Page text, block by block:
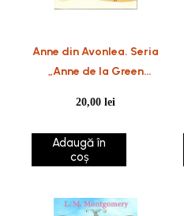
Anne din Avonlea. Seria
„Anne de la Green
20,00lei
Adaugă în
coș